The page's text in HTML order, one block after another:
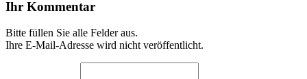
Ihr Kommentar
Bitte füllen Sie alle Felder aus.
Ihre E-Mail-Adresse wird nicht veröffentlicht.